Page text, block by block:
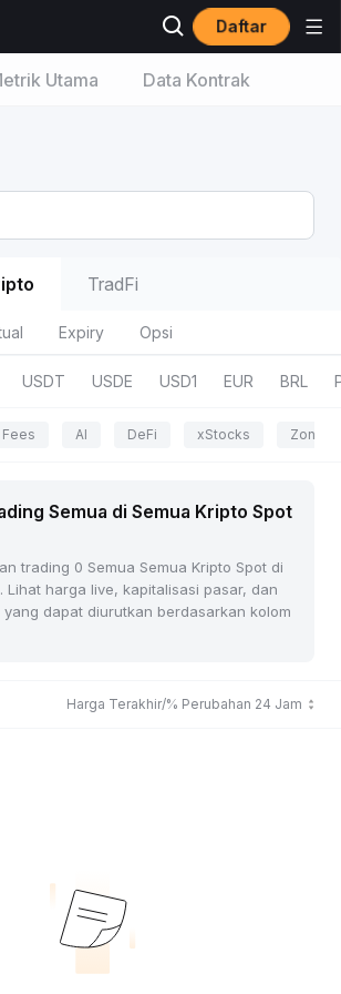
Daftar
Utama Data Kontrak
TradFi
Expiry Opsi
USDT USDE USD1 EUR BRL
AI DeFi xStocks Zona
Semua di Semua Kripto Spot
trading 0 Semua Semua Kripto Spot di
Lihat harga live, kapitalisasi pasar, dan
yang dapat diurutkan berdasarkan kolom
Harga Terakhir/% Perubahan 24 Jam